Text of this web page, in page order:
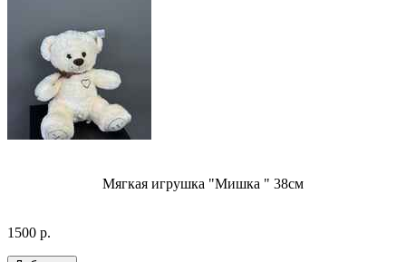
Мягкая игрушка "Мишка " 38см
1500 р.